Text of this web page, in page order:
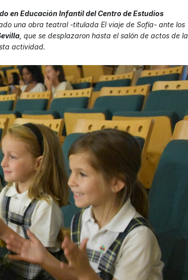
en Educación Infantil del Centro de Estudios
una obra teatral -titulada El viaje de Sofía- ante los
, que se desplazaron hasta el salón de actos de la
actividad.